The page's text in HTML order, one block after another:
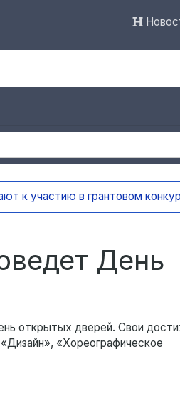
«Молодёжные медиа
День
открытых дверей. Свои
«Хореографическое